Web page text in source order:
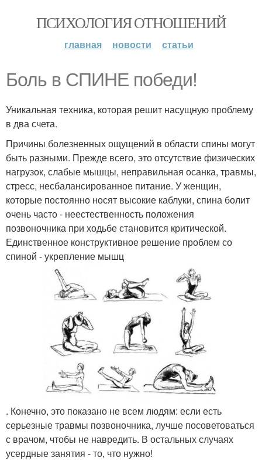
ПСИХОЛОГИЯ ОТНОШЕНИЙ
главная новости статьи
Боль в СПИНЕ победи!
Уникальная техника, которая решит насущную проблему
в два счета.
Причины болезненных ощущений в области спины могут
быть разными. Прежде всего, это отсутствие физических
нагрузок, слабые мышцы, неправильная осанка, травмы,
стресс, несбалансированное питание. У женщин,
которые постоянно носят высокие каблуки, спина болит
очень часто - неестественность положения
позвоночника при ходьбе становится критической.
Единственное конструктивное решение проблем со
спиной - укрепление мышц
. Конечно, это показано не всем людям: если есть
серьезные травмы позвоночника, лучше посоветоваться
с врачом, чтобы не навредить. В остальных случаях
усердные занятия - то, что нужно!